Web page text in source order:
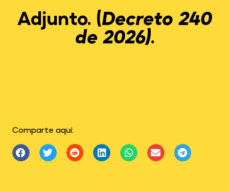
Adjunto. (Decreto 240
de 2026).
Comparte aquí: